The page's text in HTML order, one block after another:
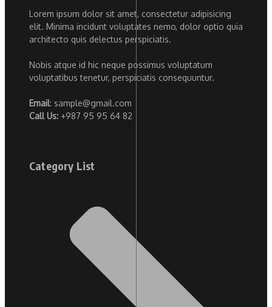
Lorem ipsum dolor sit amet, consectetur adipisicing
elit. Minima incidunt voluptates nemo, dolor optio quia
architecto quis delectus perspiciatis.
Nobis atque id hic neque possimus voluptatum
voluptatibus tenetur, perspiciatis consequuntur.
Email: sample@gmail.com
Call Us: +987 95 95 64 82
Category List